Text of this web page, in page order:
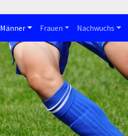
Männer Frauen Nachwuchs